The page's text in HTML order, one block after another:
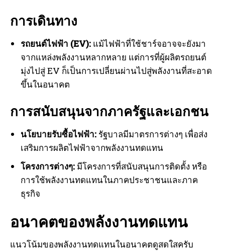
การเดินทาง
รถยนต์ไฟฟ้า (EV): แม้ไฟฟ้าที่ใช้ชาร์จอาจจะยังมา
จากแหล่งพลังงานหลากหลาย แต่การที่ผู้ผลิตรถยนต์
มุ่งไปสู่ EV ก็เป็นการเปลี่ยนผ่านไปสู่พลังงานที่สะอาด
ขึ้นในอนาคต
การสนับสนุนจากภาครัฐและเอกชน
นโยบายรับซื้อไฟฟ้า: รัฐบาลมีมาตรการต่างๆ เพื่อส่ง
เสริมการผลิตไฟฟ้าจากพลังงานทดแทน
โครงการต่างๆ: มีโครงการที่สนับสนุนการติดตั้ง หรือ
การใช้พลังงานทดแทนในภาคประชาชนและภาค
ธุรกิจ
อนาคตของพลังงานทดแทน
แนวโน้มของพลังงานทดแทนในอนาคตดูสดใสครับ